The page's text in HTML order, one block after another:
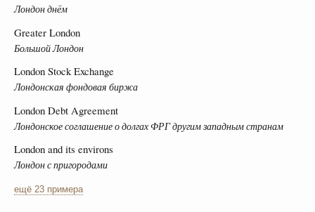
Лондон днём
Greater London
Большой Лондон
London Stock Exchange
Лондонская фондовая биржа
London Debt Agreement
Лондонское соглашение о долгах ФРГ другим западным странам
London and its environs
Лондон с пригородами
ещё 23 примера